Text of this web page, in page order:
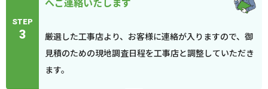
STEP
3
厳選した工事店より、お客様に連絡が入りますので、御
見積のための現地調査日程を工事店と調整していただき
ます。